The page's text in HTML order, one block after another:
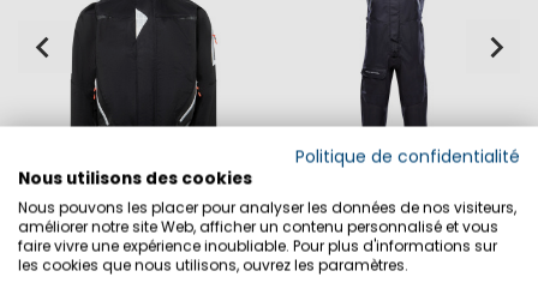
veste Speed 3
159,90 €
Ocean Salopette
269,90 €
Politique de confidentialité
Nous utilisons des cookies
Nous pouvons les placer pour analyser les données de nos visiteurs,
améliorer notre site Web, afficher un contenu personnalisé et vous
faire vivre une expérience inoubliable. Pour plus d'informations sur
les cookies que nous utilisons, ouvrez les paramètres.